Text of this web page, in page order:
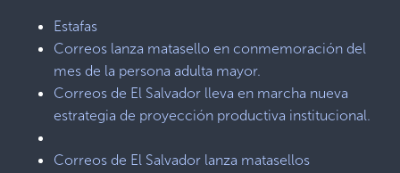
Estafas
Correos lanza matasello en conmemoración del
mes de la persona adulta mayor.
Correos de El Salvador lleva en marcha nueva
estrategia de proyección productiva institucional.
Correos de El Salvador lanza matasellos